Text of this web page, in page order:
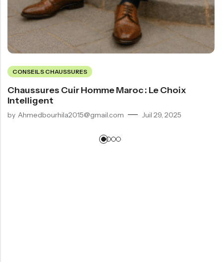
CONSEILS CHAUSSURES
Chaussures Cuir Homme Maroc : Le Choix
Intelligent
by Ahmedbourhila2015@gmail.com Juil 29, 2025